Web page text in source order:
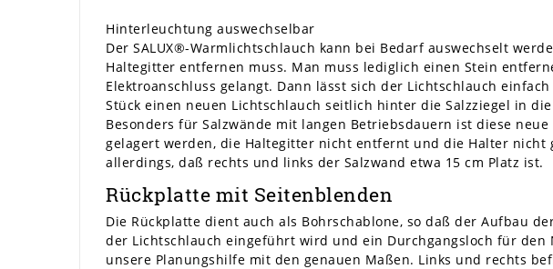
Hinterleuchtung auswechselbar
Der SALUX®-Warmlichtschlauch kann bei Bedarf auswechselt
Haltegitter entfernen muss. Man muss lediglich einen Stein
Elektroanschluss gelangt. Dann lässt sich der Lichtschlauch
Stück einen neuen Lichtschlauch seitlich hinter die Salzziegel in
Besonders für Salzwände mit langen Betriebsdauern ist diese
gelagert werden, die Haltegitter nicht entfernt und die Halter
allerdings, daß rechts und links der Salzwand etwa 15 cm Platz ist.
Rückplatte mit Seitenblenden
Die Rückplatte dient auch als Bohrschablone, so daß der Aufbau
der Lichtschlauch eingeführt wird und ein Durchgangsloch für den
unsere Planungshilfe mit den genauen Maßen. Links und rechts